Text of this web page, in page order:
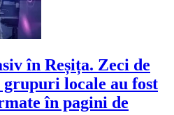
în Reșița. Zeci de
locale au fost
în pagini de